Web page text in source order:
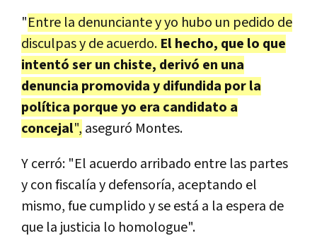
"Entre la denunciante y yo hubo un pedido de
disculpas y de acuerdo. El hecho, que lo que
intentó ser un chiste, derivó en una
denuncia promovida y difundida por la
política porque yo era candidato a
concejal", aseguró Montes.
Y cerró: "El acuerdo arribado entre las partes
y con fiscalía y defensoría, aceptando el
mismo, fue cumplido y se está a la espera de
que la justicia lo homologue".